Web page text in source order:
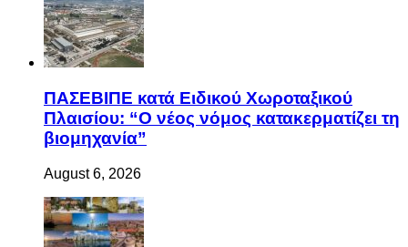
ΠΑΣΕΒΙΠΕ κατά Ειδικού Χωροταξικού
Πλαισίου: “Ο νέος νόμος κατακερματίζει τη
βιομηχανία”
August 6, 2026